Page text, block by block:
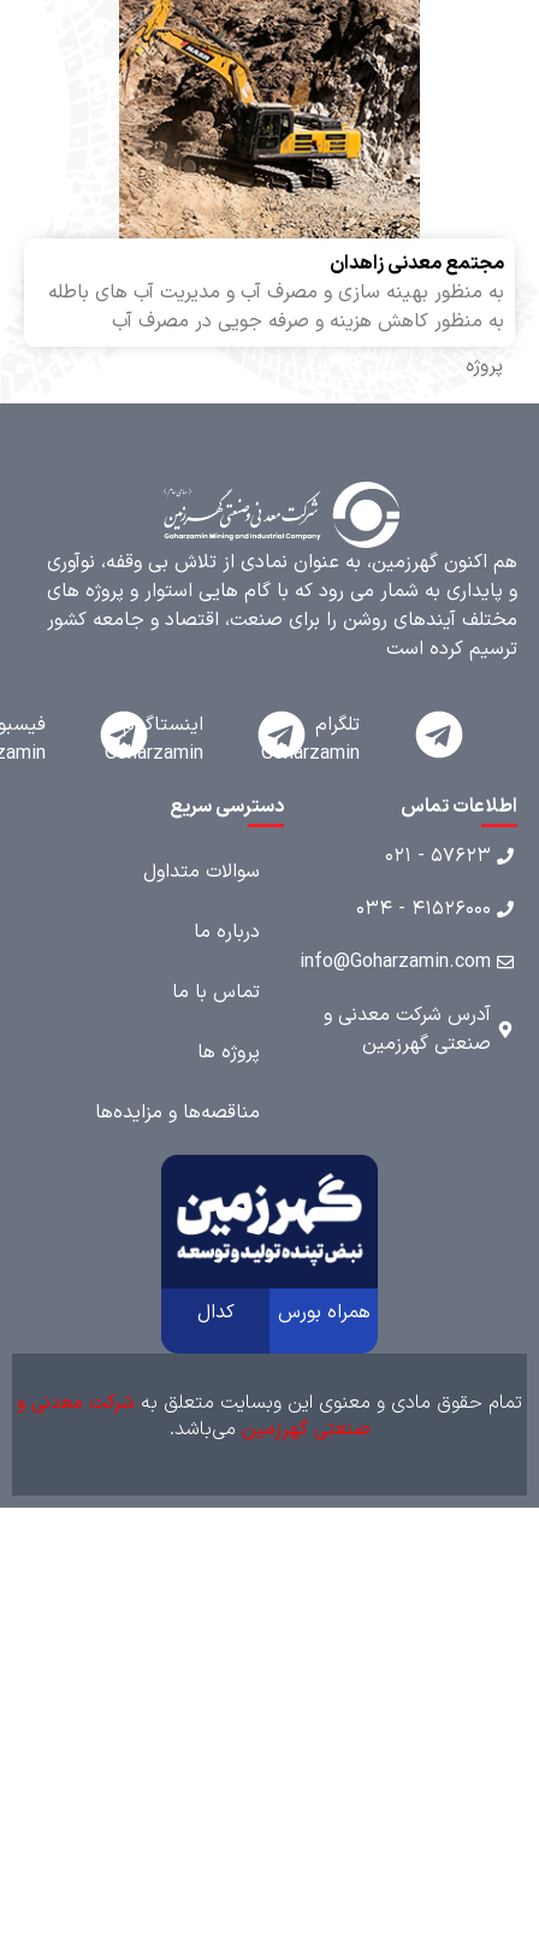
معدنی زاهدان
منظور بهینه سازی و مصرف آب و مدیریت آب های باطله
منظور کاهش هزینه و صرفه جویی در مصرف آب
گهرزمین، به عنوان نمادی از تلاش بی وقفه، نوآوری
به شمار می رود که با گام هایی استوار و پروژه های
آیندهای روشن را برای صنعت، اقتصاد و جامعه کشور
کرده است
Goharzamin
اینستاگرام
Goharzamin
فیسبوک
Goharzamin
تماس
- ۰۲۱
- ۰۳۴
شرکت معدنی و
گهرزمین
دسترسی سریع
سوالات متداول
درباره ما
تماس با ما
پروژه ها
مناقصه‌ها و مزایده‌ها
همراه بورس کدال
حقوق مادی و معنوی این وبسایت متعلق بهشرکت معدنی و
صنعتی گهرزمین می‌باشد.